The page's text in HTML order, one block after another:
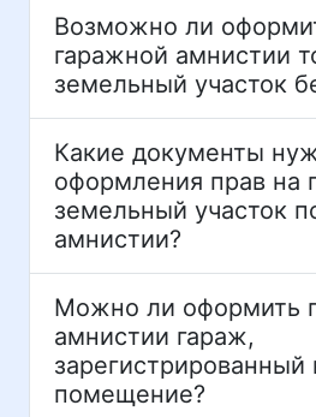
Возможно ли
гаражной амнистии
земельный участок
Какие документы
оформления прав на
земельный участок
амнистии?
Можно ли оформить
амнистии гараж,
помещение?